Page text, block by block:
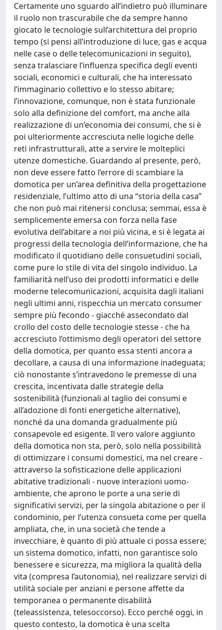
Certamente uno sguardo all’indietro può illuminare
il ruolo non trascurabile che da sempre hanno
giocato le tecnologie sull’architettura del proprio
tempo (si pensi all’introduzione di luce, gas e acqua
nelle case o delle telecomunicazioni in seguito),
senza tralasciare l’influenza specifica degli eventi
sociali, economici e culturali, che ha interessato
l’immaginario collettivo e lo stesso abitare;
l’innovazione, comunque, non è stata funzionale
solo alla definizione del comfort, ma anche alla
realizzazione di un’economia dei consumi, che si è
poi ulteriormente accresciuta nelle logiche delle
reti infrastrutturali, atte a servire le molteplici
utenze domestiche. Guardando al presente, però,
non deve essere fatto l’errore di scambiare la
domotica per un’area definitiva della progettazione
residenziale, l’ultimo atto di una “storia della casa”
che non può mai ritenersi conclusa; semmai, essa è
semplicemente emersa con forza nella fase
evolutiva dell’abitare a noi più vicina, e si è legata ai
progressi della tecnologia dell’informazione, che ha
modificato il quotidiano delle consuetudini sociali,
come pure lo stile di vita del singolo individuo. La
familiarità nell’uso dei prodotti informatici e delle
moderne telecomunicazioni, acquisita dagli italiani
negli ultimi anni, rispecchia un mercato consumer
sempre più fecondo - giacché assecondato dal
crollo del costo delle tecnologie stesse - che ha
accresciuto l’ottimismo degli operatori del settore
della domotica, per quanto essa stenti ancora a
decollare, a causa di una informazione inadeguata;
ciò nonostante s’intravedono le premesse di una
crescita, incentivata dalle strategie della
sostenibilità (funzionali al taglio dei consumi e
all’adozione di fonti energetiche alternative),
nonché da una domanda gradualmente più
consapevole ed esigente. Il vero valore aggiunto
della domotica non sta, però, solo nella possibilità
di ottimizzare i consumi domestici, ma nel creare -
attraverso la sofisticazione delle applicazioni
abitative tradizionali - nuove interazioni uomo-
ambiente, che aprono le porte a una serie di
significativi servizi, per la singola abitazione o per il
condominio, per l’utenza consueta come per quella
ampliata, che, in una società che tende a
invecchiare, è quanto di più attuale ci possa essere;
un sistema domotico, infatti, non garantisce solo
benessere e sicurezza, ma migliora la qualità della
vita (compresa l’autonomia), nel realizzare servizi di
utilità sociale per anziani e persone affette da
temporanea o permanente disabilità
(teleassistenza, telesoccorso). Ecco perché oggi, in
questo contesto, la domotica è una scelta